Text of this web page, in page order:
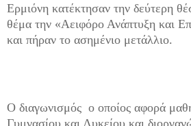
Ερμιόνη κατέκτησαν την δεύτερη
θέμα την «Αειφόρο Ανάπτυξη και
και πήραν το ασημένιο μετάλλιο.
Ο διαγωνισμός ο οποίος αφορά
Γυμνασίου και Λυκείου και